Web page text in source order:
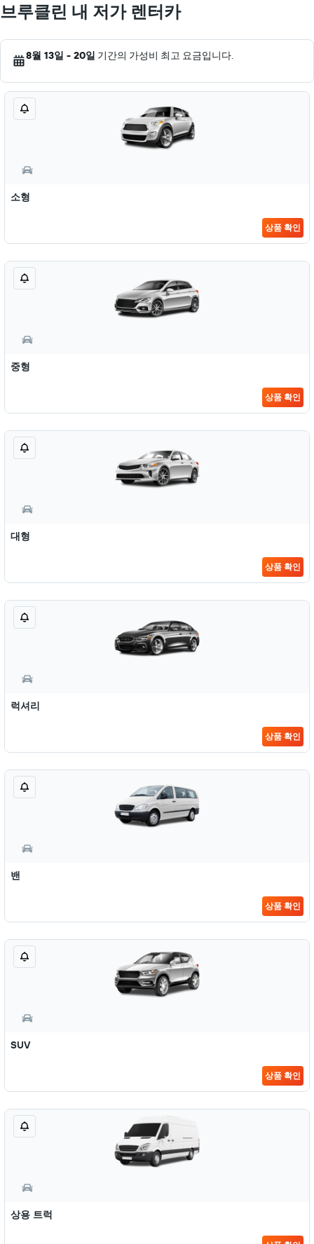
브루클린 내 저가 렌터카
8월 13일 - 20일 기간의 가성비 최고 요금입니다.
소형
상품 확인
중형
상품 확인
대형
상품 확인
럭셔리
상품 확인
밴
상품 확인
SUV
상품 확인
상용 트럭